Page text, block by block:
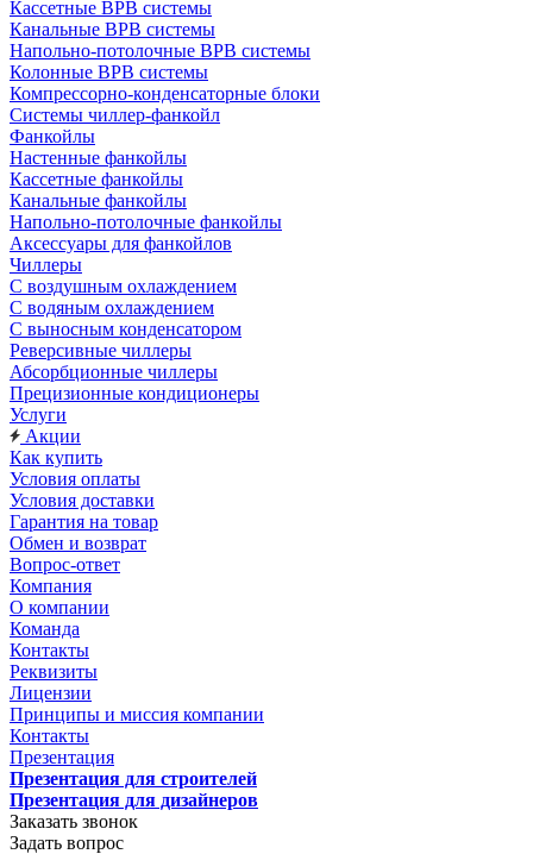
Кассетные ВРВ системы
Канальные ВРВ системы
Напольно-потолочные ВРВ системы
Колонные ВРВ системы
Компрессорно-конденсаторные блоки
Системы чиллер-фанкойл
Фанкойлы
Настенные фанкойлы
Кассетные фанкойлы
Канальные фанкойлы
Напольно-потолочные фанкойлы
Аксессуары для фанкойлов
Чиллеры
С воздушным охлаждением
С водяным охлаждением
С выносным конденсатором
Реверсивные чиллеры
Абсорбционные чиллеры
Прецизионные кондиционеры
Услуги
Акции
Как купить
Условия оплаты
Условия доставки
Гарантия на товар
Обмен и возврат
Вопрос-ответ
Компания
О компании
Команда
Контакты
Реквизиты
Лицензии
Принципы и миссия компании
Контакты
Презентация
Презентация для строителей
Презентация для дизайнеров
Заказать звонок
Задать вопрос